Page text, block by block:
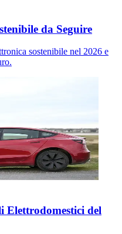
da Seguire
sostenibile nel 2026 e
del